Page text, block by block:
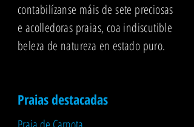
contabilízanse máis de sete preciosas
e acolledoras praias, coa indiscutible
beleza de natureza en estado puro.
Praias destacadas